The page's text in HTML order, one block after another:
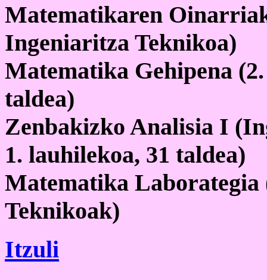
Matematikaren
Ingeniaritza Teknikoa)
Matematika Gehipena
taldea)
Zenbakizko Analisia I
1. lauhilekoa, 31 taldea)
Matematika
Teknikoak)
Itzuli